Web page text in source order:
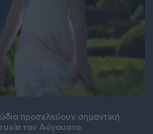
προσελκύουν σημαντική
τον Αύγουστο